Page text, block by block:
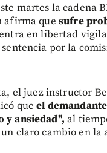
martes la cadena
afirma que sufre
en libertad
por la
el juez instructor
queel
y ansiedad", al
claro cambio en la